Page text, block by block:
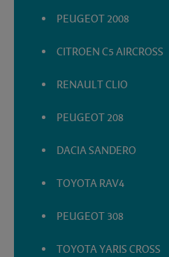
PEUGEOT 2008
CITROEN C5 AIRCROSS
RENAULT CLIO
PEUGEOT 208
DACIA SANDERO
TOYOTA RAV4
PEUGEOT 308
TOYOTA YARIS CROSS